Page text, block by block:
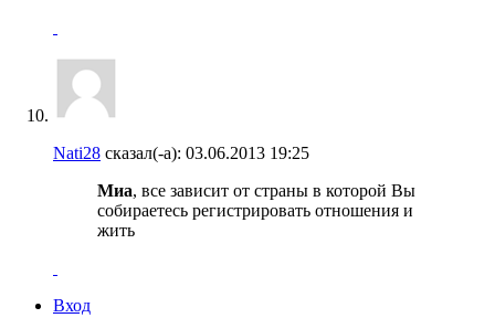
Nati28 сказал(-а): 03.06.2013 19:25
Миа, все зависит от страны в которой Вы
собираетесь регистрировать отношения и
жить
Вход